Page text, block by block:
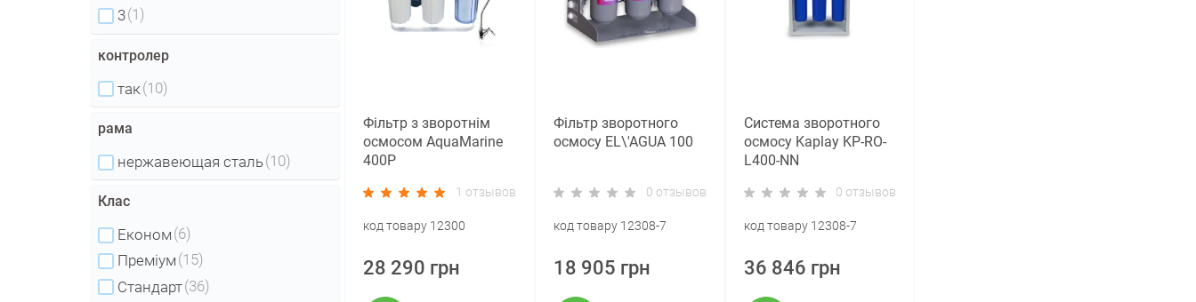
3(1)
контролер
так (10)
рама
нержавеющая сталь(10)
Клас
Економ (6)
Преміум (15)
Стандарт(36)
Фільтр з зворотнім
осмосом AquaMarine
400P
1 отзывов
код товару 12300
28 290 грн
Фільтр зворотного
осмосу EL\'AGUA 100
0 отзывов
код товару 12308-7
18 905 грн
Система зворотного
осмосу Kaplay KP-RO-
L400-NN
0 отзывов
код товару 12308-7
36 846 грн